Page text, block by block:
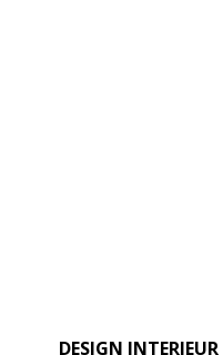
DESIGN INTERIEUR